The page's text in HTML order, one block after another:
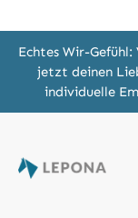
Echtes Wir-
jetzt deinen
individuelle